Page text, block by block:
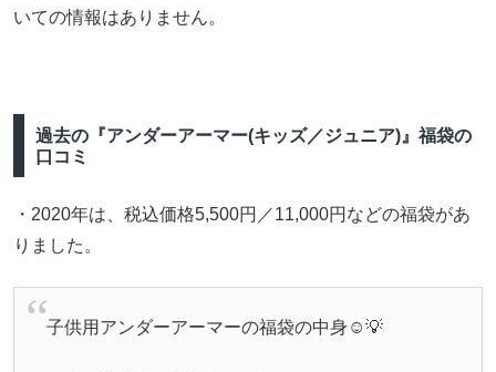
いての情報はありません。
過去の『アンダーアーマー(キッズ／ジュニア)』福袋の
口コミ
・2020年は、税込価格5,500円／11,000円などの福袋があ
りました。
子供用アンダーアーマーの福袋の中身☺️💡